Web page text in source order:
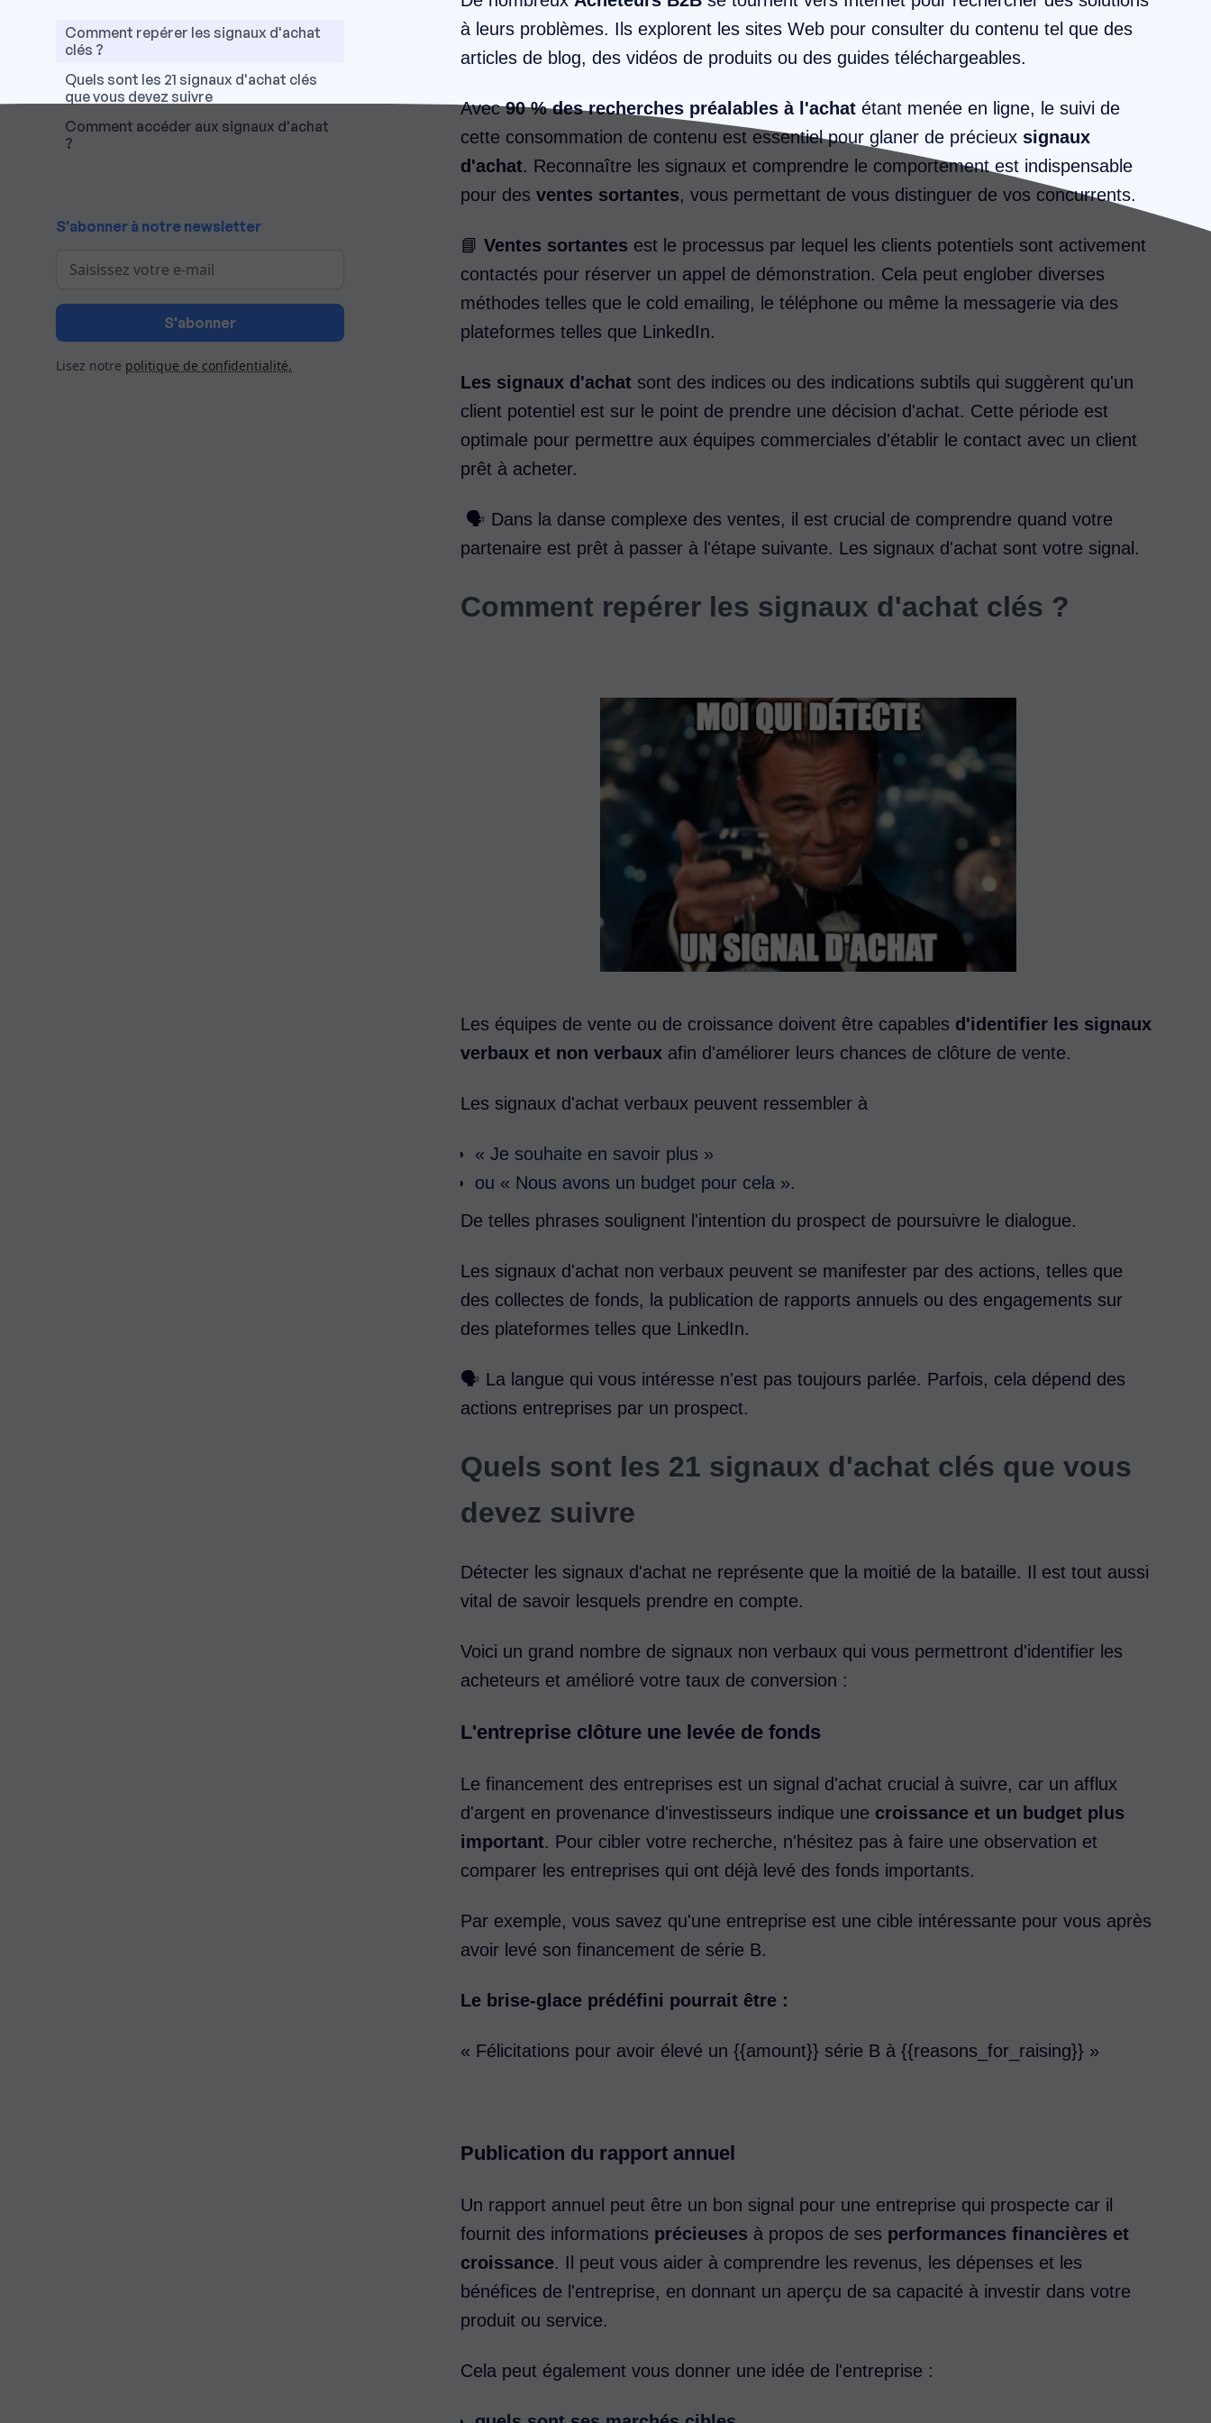
Comment repérer les signaux d'achat
clés ?‍
Quels sont les 21 signaux d'achat clés
que vous devez suivre
Comment accéder aux signaux d'achat
?
S'abonner à notre newsletter
Lisez notre politique de confidentialité.
à leurs problèmes. Ils explorent les sites Web pour consulter du contenu tel que des
articles de blog, des vidéos de produits ou des guides téléchargeables.
Avec90 % des recherches préalables à l'achat étant menée en ligne, le suivi de
cette consommation de contenu est essentiel pour glaner de précieux signaux
d'achat. Reconnaître les signaux et comprendre le comportement est indispensable
pour desventes sortantes, vous permettant de vous distinguer de vos concurrents.
📘Ventes sortantes est le processus par lequel les clients potentiels sont activement
contactés pour réserver un appel de démonstration. Cela peut englober diverses
méthodes telles que le cold emailing, le téléphone ou même la messagerie via des
plateformes telles que LinkedIn.
Les signaux d'achat sont des indices ou des indications subtils qui suggèrent qu'un
client potentiel est sur le point de prendre une décision d'achat. Cette période est
optimale pour permettre aux équipes commerciales d'établir le contact avec un client
prêt à acheter.
‍ 🗣️ Dans la danse complexe des ventes, il est crucial de comprendre quand votre
partenaire est prêt à passer à l'étape suivante. Les signaux d'achat sont votre signal.
Comment repérer les signaux d'achat clés ?
Les équipes de vente ou de croissance doivent être capables d'identifier les signaux
verbaux et non verbaux afin d'améliorer leurs chances de clôture de vente.
Les signaux d'achat verbaux peuvent ressembler à
« Je souhaite en savoir plus »
ou « Nous avons un budget pour cela ».
De telles phrases soulignent l'intention du prospect de poursuivre le dialogue.
Les signaux d'achat non verbaux peuvent se manifester par des actions, telles que
des collectes de fonds, la publication de rapports annuels ou des engagements sur
des plateformes telles que LinkedIn.
🗣️ La langue qui vous intéresse n'est pas toujours parlée. Parfois, cela dépend des
actions entreprises par un prospect.
Quels sont les 21 signaux d'achat clés que vous
devez suivre
Détecter les signaux d'achat ne représente que la moitié de la bataille. Il est tout aussi
vital de savoir lesquels prendre en compte.
Voici un grand nombre de signaux non verbaux qui vous permettront d'identifier les
acheteurs et amélioré votre taux de conversion :
L'entreprise clôture une levée de fonds
Le financement des entreprises est un signal d'achat crucial à suivre, car un afflux
d'argent en provenance d'investisseurs indique une croissance et un budget plus
important. Pour cibler votre recherche, n'hésitez pas à faire une observation et
comparer les entreprises qui ont déjà levé des fonds importants.
Par exemple, vous savez qu'une entreprise est une cible intéressante pour vous après
avoir levé son financement de série B.
Le brise-glace prédéfini pourrait être :
« Félicitations pour avoir élevé un {{amount}} série B à {{reasons_for_raising}} »
Publication du rapport annuel
Un rapport annuel peut être un bon signal pour une entreprise qui prospecte car il
fournit des informations précieuses à propos de ses performances financières et
croissance. Il peut vous aider à comprendre les revenus, les dépenses et les
bénéfices de l'entreprise, en donnant un aperçu de sa capacité à investir dans votre
produit ou service.
Cela peut également vous donner une idée de l'entreprise :